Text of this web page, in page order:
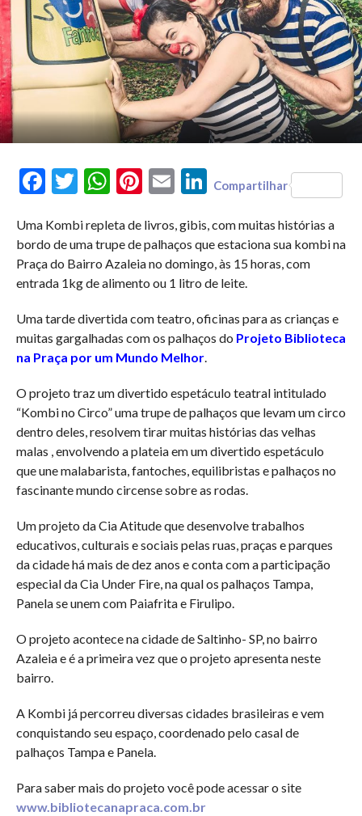
FacebookTwitterWhatsAppPinterest
Email LinkedIn
Compartilhar
Uma Kombi repleta de livros, gibis, com muitas histórias a
bordo de uma trupe de palhaços que estaciona sua kombi na
Praça do Bairro Azaleia no domingo, às 15 horas, com
entrada 1kg de alimento ou 1 litro de leite.
Uma tarde divertida com teatro, oficinas para as crianças e
muitas gargalhadas com os palhaços do Projeto Biblioteca
na Praça por um Mundo Melhor.
O projeto traz um divertido espetáculo teatral intitulado
“Kombi no Circo” uma trupe de palhaços que levam um circo
dentro deles, resolvem tirar muitas histórias das velhas
malas , envolvendo a plateia em um divertido espetáculo
que une malabarista, fantoches, equilibristas e palhaços no
fascinante mundo circense sobre as rodas.
Um projeto da Cia Atitude que desenvolve trabalhos
educativos, culturais e sociais pelas ruas, praças e parques
da cidade há mais de dez anos e conta com a participação
especial da Cia Under Fire, na qual os palhaços Tampa,
Panela se unem com Paiafrita e Firulipo.
O projeto acontece na cidade de Saltinho- SP, no bairro
Azaleia e é a primeira vez que o projeto apresenta neste
bairro.
A Kombi já percorreu diversas cidades brasileiras e vem
conquistando seu espaço, coordenado pelo casal de
palhaços Tampa e Panela.
Para saber mais do projeto você pode acessar o site
www.bibliotecanapraca.com.br